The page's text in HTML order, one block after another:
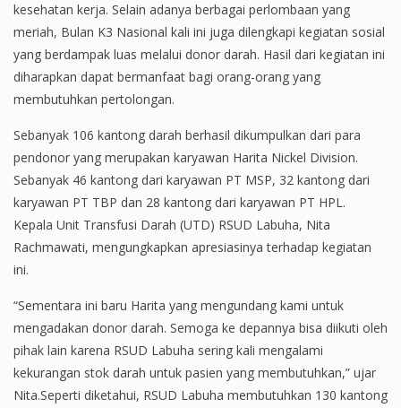
kesehatan kerja. Selain adanya berbagai perlombaan yang
meriah, Bulan K3 Nasional kali ini juga dilengkapi kegiatan sosial
yang berdampak luas melalui donor darah. Hasil dari kegiatan ini
diharapkan dapat bermanfaat bagi orang-orang yang
membutuhkan pertolongan.
Sebanyak 106 kantong darah berhasil dikumpulkan dari para
pendonor yang merupakan karyawan Harita Nickel Division.
Sebanyak 46 kantong dari karyawan PT MSP, 32 kantong dari
karyawan PT TBP dan 28 kantong dari karyawan PT HPL.
Kepala Unit Transfusi Darah (UTD) RSUD Labuha, Nita
Rachmawati, mengungkapkan apresiasinya terhadap kegiatan
ini.
“Sementara ini baru Harita yang mengundang kami untuk
mengadakan donor darah. Semoga ke depannya bisa diikuti oleh
pihak lain karena RSUD Labuha sering kali mengalami
kekurangan stok darah untuk pasien yang membutuhkan,” ujar
Nita.Seperti diketahui, RSUD Labuha membutuhkan 130 kantong